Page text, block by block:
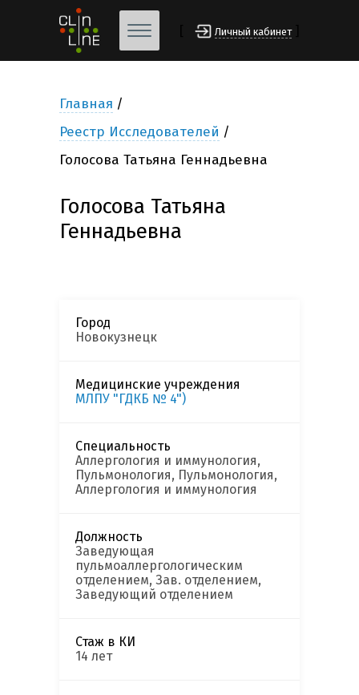
Личный кабинет
Главная
Реестр Исследователей
Голосова Татьяна Геннадьевна
Голосова Татьяна
Геннадьевна
Город
Новокузнецк
Медицинские учреждения
МЛПУ "ГДКБ № 4")
Специальность
Аллергология и иммунология,
Пульмонология, Пульмонология,
Аллергология и иммунология
Должность
Заведующая
пульмоаллергологическим
отделением, Зав. отделением,
Заведующий отделением
Стаж в КИ
14 лет